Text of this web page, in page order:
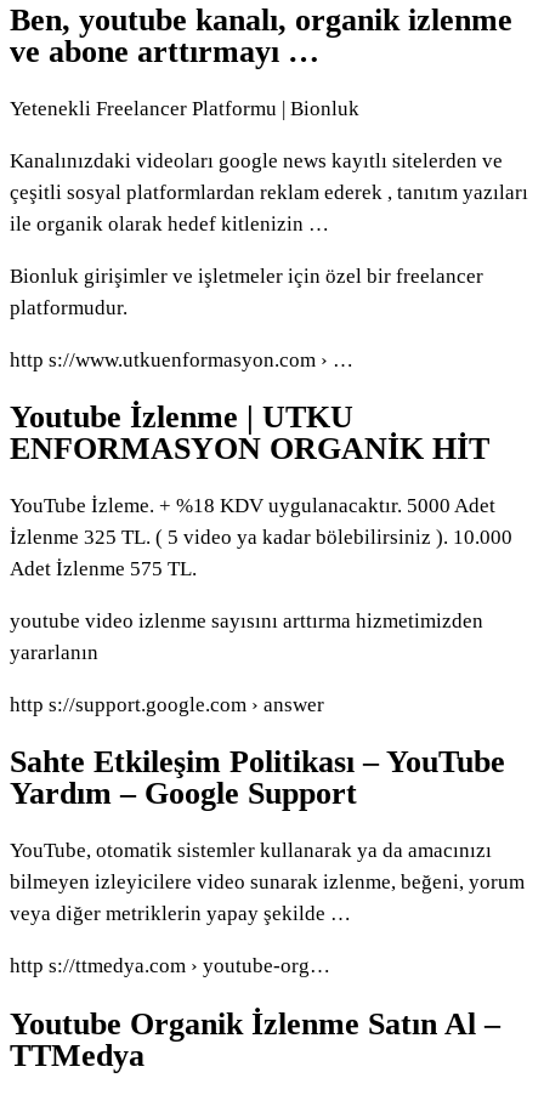
Ben, youtube kanalı, organik izlenme
ve abone arttırmayı …
Yetenekli Freelancer Platformu | Bionluk
Kanalınızdaki videoları google news kayıtlı sitelerden ve
çeşitli sosyal platformlardan reklam ederek , tanıtım yazıları
ile organik olarak hedef kitlenizin …
Bionluk girişimler ve işletmeler için özel bir freelancer
platformudur.
http s://www.utkuenformasyon.com › …
Youtube İzlenme | UTKU
ENFORMASYON ORGANİK HİT
YouTube İzleme. + %18 KDV uygulanacaktır. 5000 Adet
İzlenme 325 TL. ( 5 video ya kadar bölebilirsiniz ). 10.000
Adet İzlenme 575 TL.
youtube video izlenme sayısını arttırma hizmetimizden
yararlanın
http s://support.google.com › answer
Sahte Etkileşim Politikası – YouTube
Yardım – Google Support
YouTube, otomatik sistemler kullanarak ya da amacınızı
bilmeyen izleyicilere video sunarak izlenme, beğeni, yorum
veya diğer metriklerin yapay şekilde …
http s://ttmedya.com › youtube-org…
Youtube Organik İzlenme Satın Al –
TTMedya